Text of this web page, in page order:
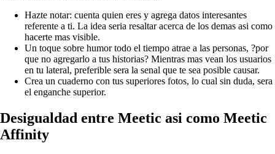
Hazte notar: cuenta quien eres y agrega datos interesantes
referente a ti. La idea seri­a resaltar acerca de los demas asi­ como
hacerte mas visible.
Un toque sobre humor todo el tiempo atrae a las personas, ?por
que no agregarlo a tus historias? Mientras mas vean los usuarios
en tu lateral, preferible sera la senal que te sea posible causar.
Crea un cuaderno con tus superiores fotos, lo cual sin duda, sera
el enganche superior.
Desigualdad entre Meetic asi­ como Meetic
Affinity